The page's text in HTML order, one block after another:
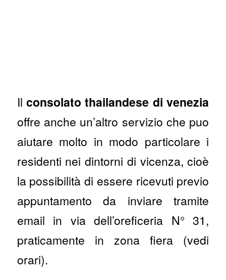
Ilconsolato thailandese di venezia
offre anche un’altro servizio che puo
aiutare molto in modo particolare i
residenti nei dintorni di vicenza, cioè
la possibilità di essere ricevuti previo
appuntamento da inviare tramite
email in via dell’oreficeria N° 31,
praticamente in zona fiera (vedi
orari).